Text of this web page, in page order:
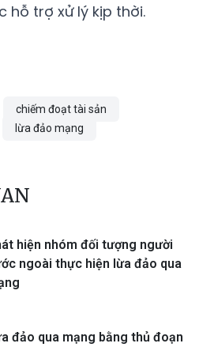
hỗ trợ xử lý kịp thời.
chiếm đoạt tài sản
lừa đảo mạng
hiện nhóm đối tượng người
ngoài thực hiện lừa đảo qua
đảo qua mạng bằng thủ đoạn